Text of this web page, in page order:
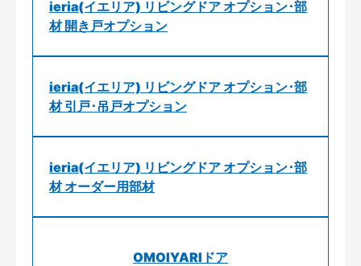
ieria(イエリア) リビングドア オプション･部
材 開き戸オプション
ieria(イエリア) リビングドア オプション･部
材 引戸･吊戸オプション
ieria(イエリア) リビングドア オプション･部
材 オーダー用部材
OMOIYARIドア